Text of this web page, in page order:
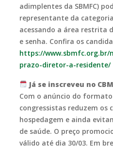
adimplentes da SBMFC)
representante da
acessando a área restrita
e senha. Confira os
https://www.sbmfc.org.br/
prazo-diretor-a-residente/
Já se inscreveu no
Com o anúncio do formato
congressistas reduzem os
hospedagem e ainda
de saúde. O preço
válido até dia 30/03. Em